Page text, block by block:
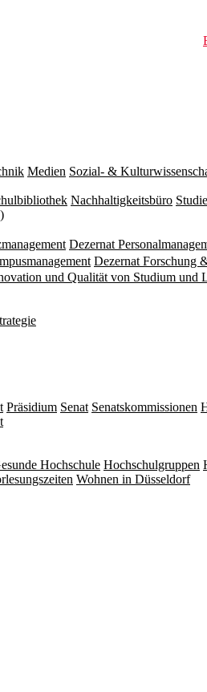
Medien Sozial- &
Nachhaltigkeitsbüro
Dezernat
Dezernat Forschung
und Qualität von Studium und
Präsidium Senat Senatskommissionen
Hochschule Hochschulgruppen
Wohnen in Düsseldorf